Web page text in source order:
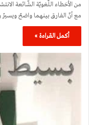
من الأخطاء اللّغويّة الشّائعة
مع أنّ الفارق بينهما واضحٌ
أكمل القراءة »